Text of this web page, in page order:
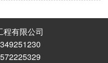
程有限公司